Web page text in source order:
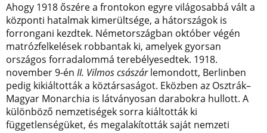
Ahogy 1918 őszére a frontokon egyre világosabbá vált a
központi hatalmak kimerültsége, a hátországok is
forrongani kezdtek. Németországban október végén
matrózfelkelések robbantak ki, amelyek gyorsan
országos forradalommá terebélyesedtek. 1918.
november 9-én II. Vilmos császárlemondott, Berlinben
pedig kikiáltották a köztársaságot. Eközben az Osztrák–
Magyar Monarchia is látványosan darabokra hullott. A
különböző nemzetiségek sorra kiáltották ki
függetlenségüket, és megalakították saját nemzeti